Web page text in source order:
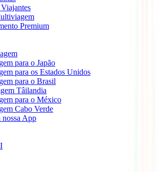
Premium
para o Japão
para os Estados Unidos
para o Brasil
Tâilandia
para o México
Cabo Verde
nossa App